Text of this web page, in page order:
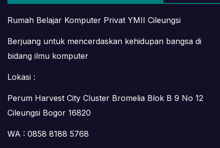
Rumah Belajar Komputer Privat YMII Cileungsi
Berjuang untuk mencerdaskan kehidupan bangsa di
bidang ilmu komputer
Lokasi :
Perum Harvest City Cluster Bromelia Blok B 9 No 12
Cileungsi Bogor 16820
WA : 0858 8188 5768